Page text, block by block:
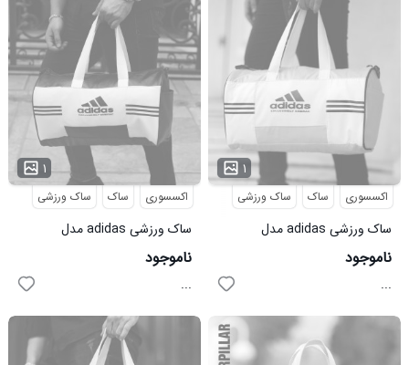
۱
اکسسوری ساک ساک ورزشی
ساک ورزشی adidas مدل
EMBRAC مشکی
ناموجود
...
۱
اکسسوری ساک ساک ورزشی
ساک ورزشی adidas مدل
EMBRAC زرد
ناموجود
...